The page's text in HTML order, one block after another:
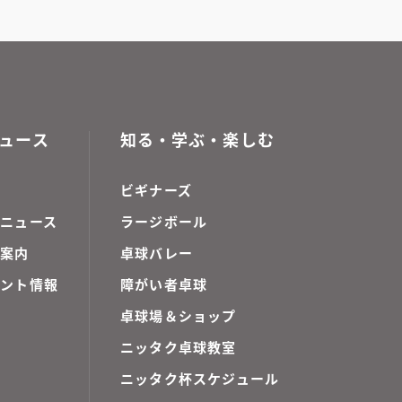
ース
ュース
内
ト情報
知る・学ぶ・楽しむ
ビギナーズ
ラージボール
卓球バレー
障がい者卓球
卓球場＆ショップ
ニッタク卓球教室
ニッタク杯スケジュール